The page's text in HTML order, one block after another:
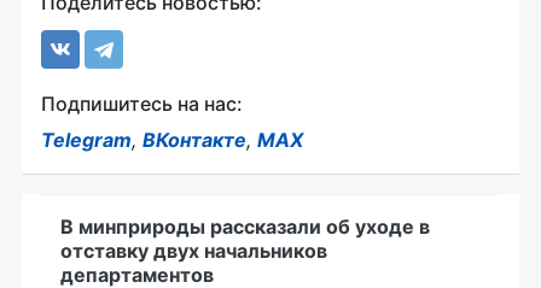
Подпишитесь на нас:
Telegram, ВКонтакте, MAX
В минприроды рассказали об уходе в
отставку двух начальников
департаментов